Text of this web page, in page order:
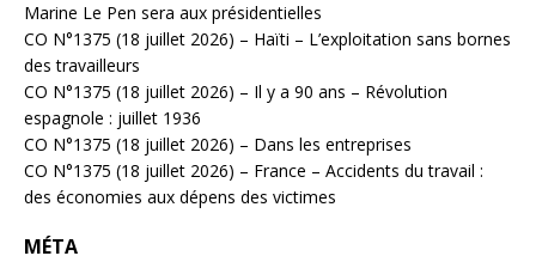
Marine Le Pen sera aux présidentielles
CO N°1375 (18 juillet 2026) – Haïti – L’exploitation sans bornes
des travailleurs
CO N°1375 (18 juillet 2026) – Il y a 90 ans – Révolution
espagnole : juillet 1936
CO N°1375 (18 juillet 2026) – Dans les entreprises
CO N°1375 (18 juillet 2026) – France – Accidents du travail :
des économies aux dépens des victimes
MÉTA